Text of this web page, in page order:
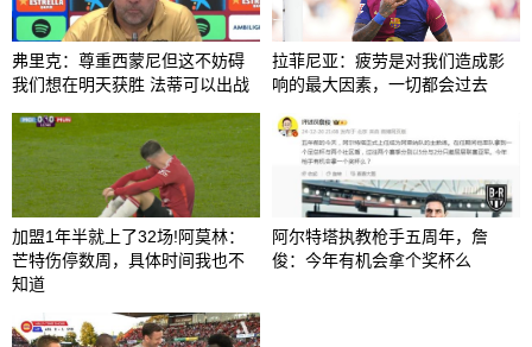
弗里克：尊重西蒙尼但这不妨碍
我们想在明天获胜 法蒂可以出战
拉菲尼亚：疲劳是对我们造成影
响的最大因素，一切都会过去
加盟1年半就上了32场!阿莫林：
芒特伤停数周，具体时间我也不
知道
阿尔特塔执教枪手五周年，詹
俊：今年有机会拿个奖杯么 ​​​